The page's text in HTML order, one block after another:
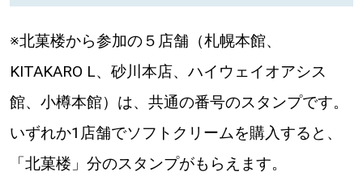
※北菓楼から参加の５店舗（札幌本館、
KITAKARO L、砂川本店、ハイウェイオアシス
館、小樽本館）は、共通の番号のスタンプです。
いずれか1店舗でソフトクリームを購入すると、
「北菓楼」分のスタンプがもらえます。